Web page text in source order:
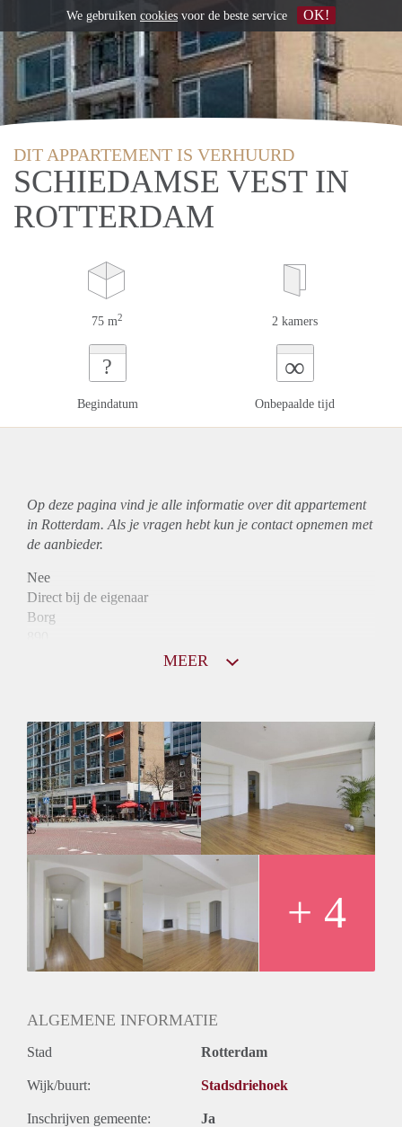
DIT APPARTEMENT IS VERHUURD
SCHIEDAMSE VEST IN
ROTTERDAM
75 m2 2 kamers
?
Begindatum
∞
Onbepaalde tijd
Op deze pagina vind je alle informatie over ditappartement
in Rotterdam. Als je vragen hebt kun je contact opnemen met
de aanbieder.
Nee
Direct bij de eigenaar
Borg
Inkomen eis
N.V.T.
Huurtermijn
Onbepaalde termijn
Oplevering
Kaal
MEER
+ 4
ALGEMENE INFORMATIE
Stad Rotterdam
Wijk/buurt: Stadsdriehoek
Inschrijven gemeente: Ja
We gebruiken cookies voor de beste service OK!